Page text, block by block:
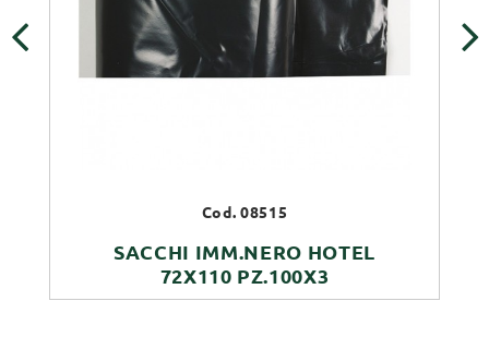
Cod. 08515
SACCHI IMM.NERO HOTEL
72X110 PZ.100X3